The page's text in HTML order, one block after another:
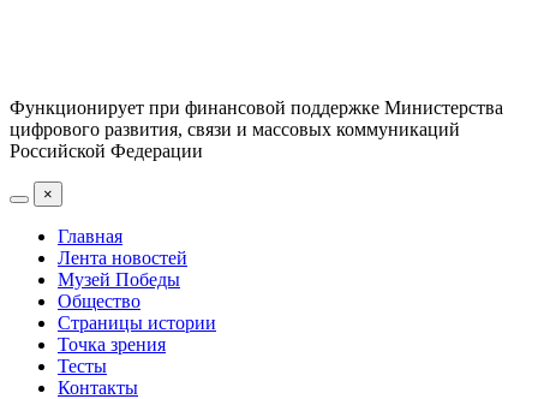
Функционирует при финансовой поддержке Министерства
цифрового развития, связи и массовых коммуникаций
Российской Федерации
×
Главная
Лента новостей
Музей Победы
Общество
Страницы истории
Точка зрения
Тесты
Контакты